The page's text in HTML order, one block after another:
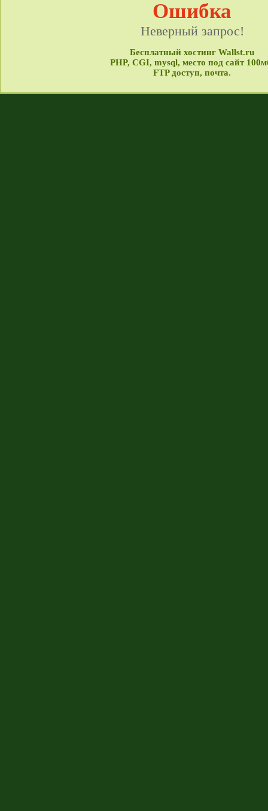
Ошибка
Неверный запрос!
Бесплатный хостинг Wallst.ru
PHP, CGI, mysql, место под сайт
FTP доступ, почта.